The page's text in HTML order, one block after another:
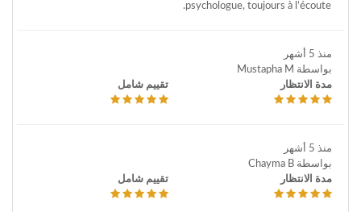
psychologue, toujours à l’écoute.
منذ 5 أشهر
بواسطة Mustapha M
مدة الانتظار
تقييم شامل
منذ 5 أشهر
بواسطة Chayma B
مدة الانتظار
تقييم شامل